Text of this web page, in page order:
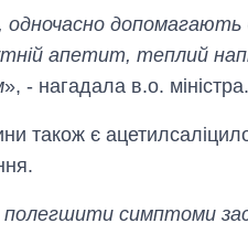
одночасно
апетит, теплий
», - нагадала в.о. міністра.
також є
симптоми